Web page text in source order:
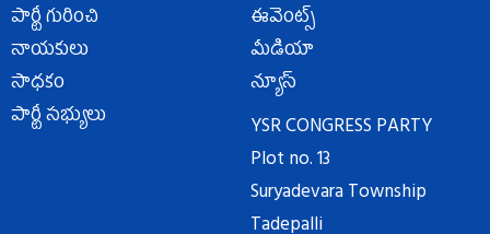
పార్టీ గురించి
నాయకులు
సాధకం
పార్టీ సభ్యులు
ఈవెంట్స్
మీడియా
న్యూస్
YSR CONGRESS PARTY
Plot no. 13
Suryadevara Township
Tadepalli